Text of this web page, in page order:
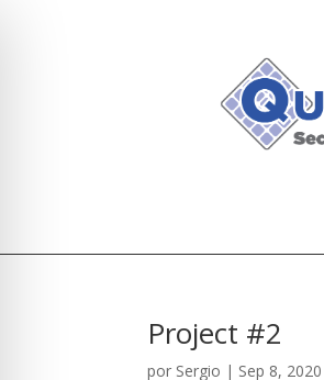
Project #2
por Sergio | Sep 8, 2020